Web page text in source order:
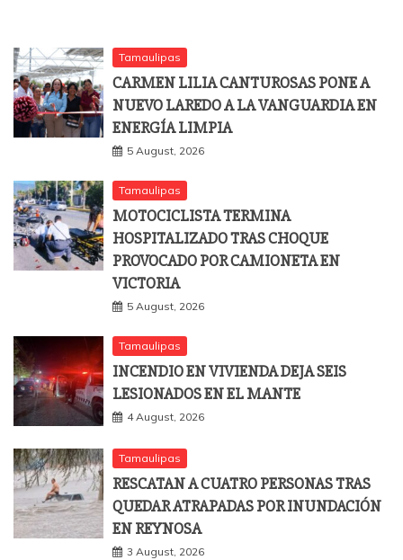
Tamaulipas
CARMEN LILIA CANTUROSAS PONE A
NUEVO LAREDO A LA VANGUARDIA EN
ENERGÍA LIMPIA
5 August, 2026
Tamaulipas
MOTOCICLISTA TERMINA
HOSPITALIZADO TRAS CHOQUE
PROVOCADO POR CAMIONETA EN
VICTORIA
5 August, 2026
Tamaulipas
INCENDIO EN VIVIENDA DEJA SEIS
LESIONADOS EN EL MANTE
4 August, 2026
Tamaulipas
RESCATAN A CUATRO PERSONAS TRAS
QUEDAR ATRAPADAS POR INUNDACIÓN
EN REYNOSA
3 August, 2026